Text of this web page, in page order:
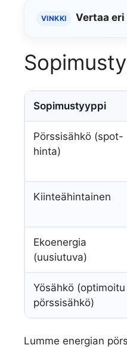
VINKKI Vertaa
Sopimustyyppi
Pörssisähkö (spot-
hinta)
Kiinteähintainen
Ekoenergia
(uusiutuva)
Yösähkö (optimoitu
pörssisähkö)
Lumme energian